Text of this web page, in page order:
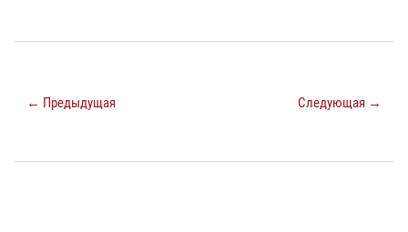
← Предыдущая Следующая →